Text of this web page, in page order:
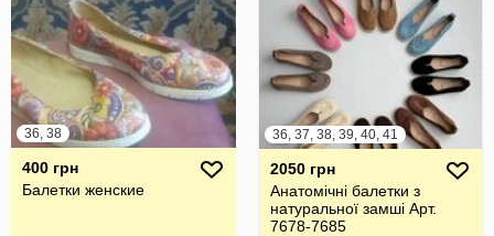
36, 38
400 грн
Балетки женские
36, 37, 38, 39, 40, 41
2050 грн
Анатомічні балетки з
натуральної замші Арт.
7678-7685